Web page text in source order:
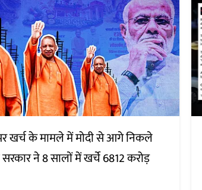
खर्च के मामले में मोदी से आगे निकले
सरकार ने 8 सालों में खर्चे 6812 करोड़